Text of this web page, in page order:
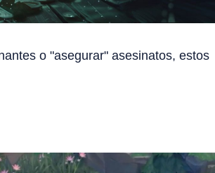
o "asegurar" asesinatos, estos